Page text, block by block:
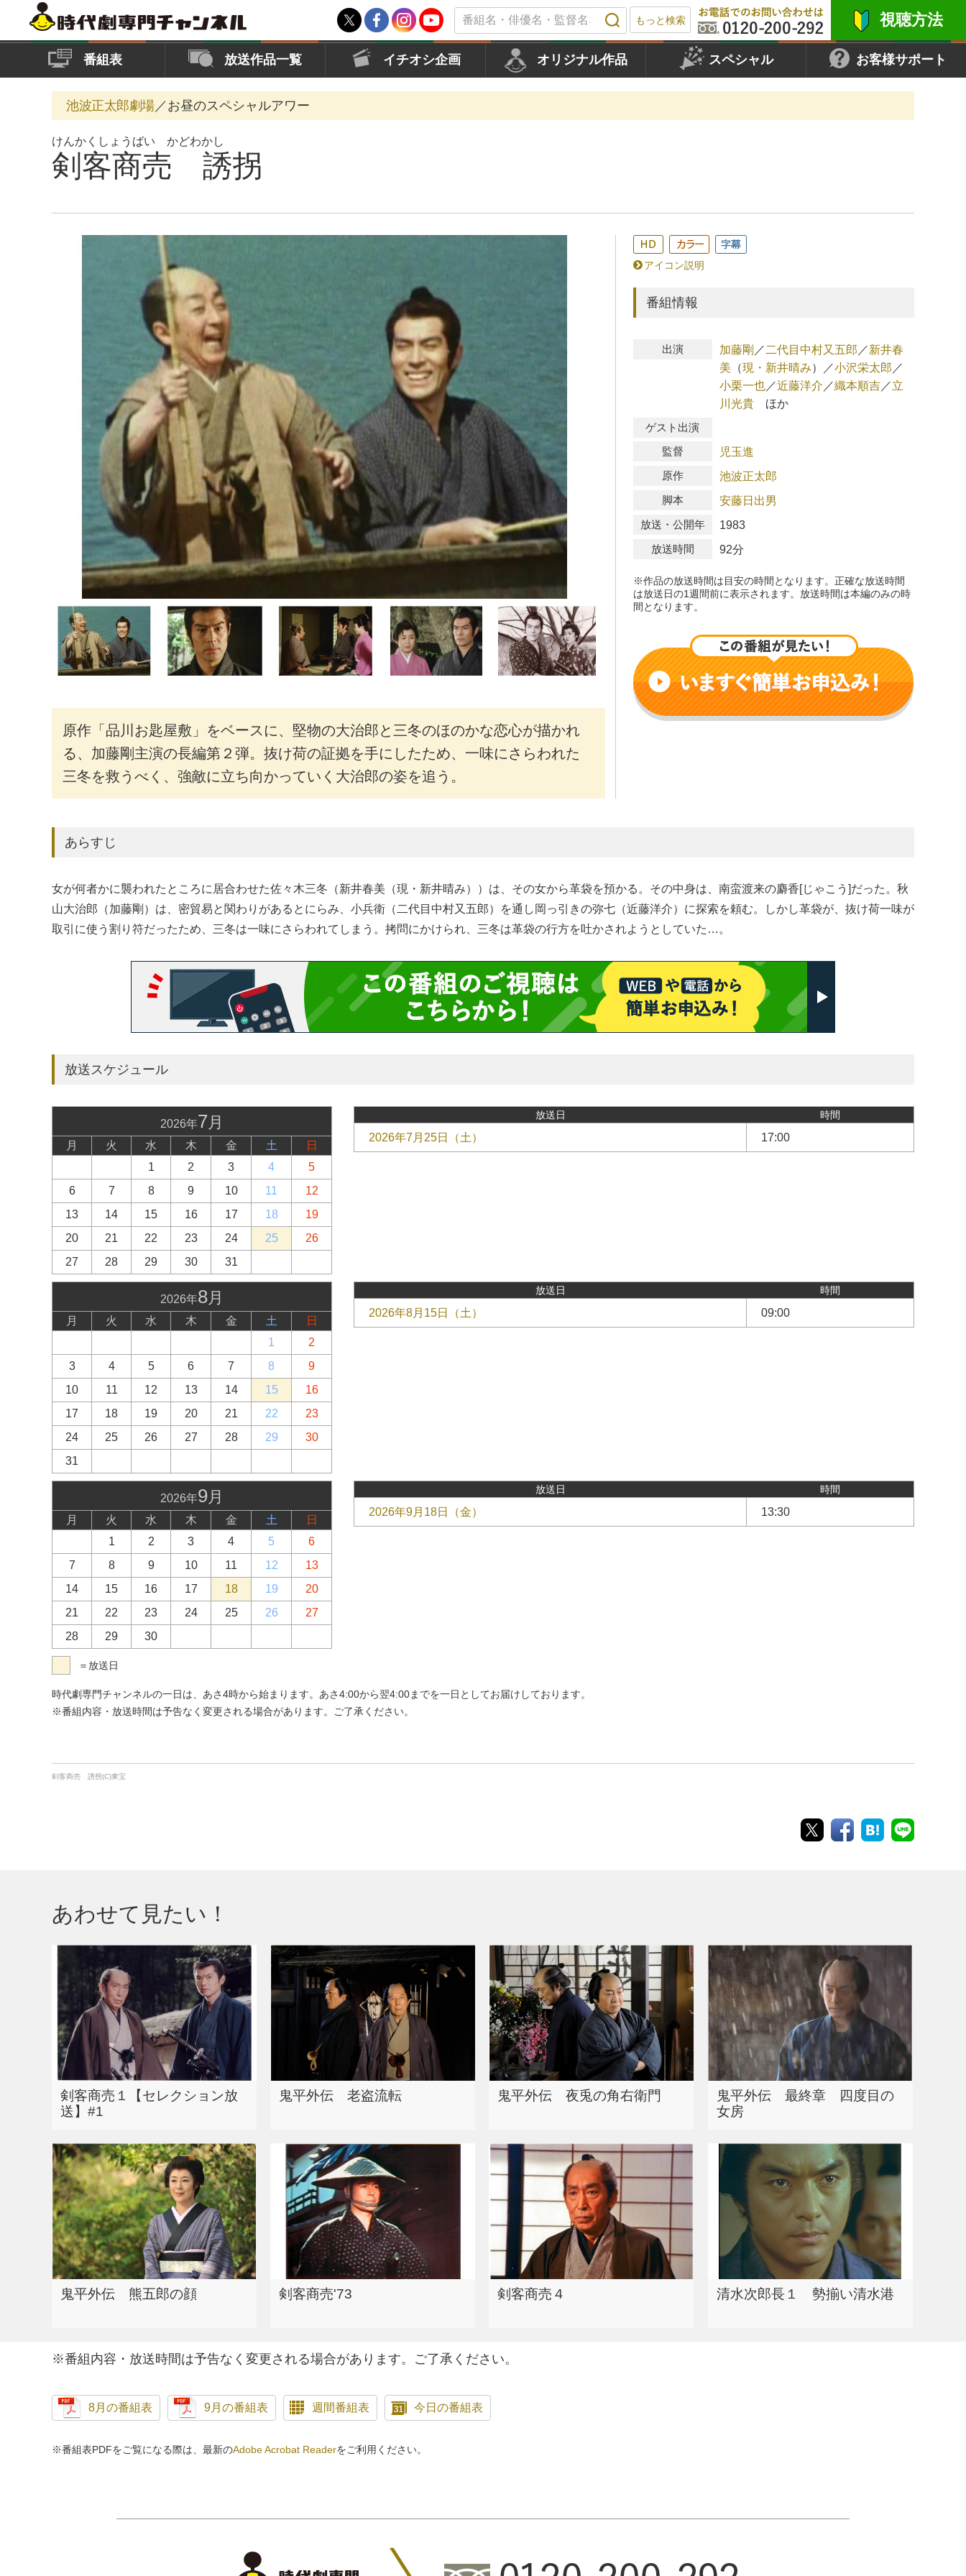
もっと検索 視聴方法
番組表 放送作品一覧 イチオシ企画 オリジナル作品 スペシャル お客様サポート
池波正太郎劇場／お昼のスペシャルアワー
けんかくしょうばい かどわかし
剣客商売 誘拐
原作「品川お匙屋敷」をベースに、堅物の大治郎と三冬のほのかな恋心が描かれ
る、加藤剛主演の長編第２弾。抜け荷の証拠を手にしたため、一味にさらわれた
三冬を救うべく、強敵に立ち向かっていく大治郎の姿を追う。
アイコン説明
番組情報
出演 加藤剛 ／ 二代目中村又五郎 ／新井春
美 （現・新井晴み） ／小沢栄太郎 ／
小栗一也／近藤洋介 ／織本順吉／立
川光貴ほか
ゲスト出演
監督
児玉進
原作
池波正太郎
脚本
安藤日出男
放送・公開年
1983
放送時間
92分
※作品の放送時間は目安の時間となります。正確な放送時間
は放送日の1週間前に表示されます。放送時間は本編のみの時
間となります。
あらすじ
女が何者かに襲われたところに居合わせた佐々木三冬（新井春美（現・新井晴み））は、その女から革袋を預かる。その中身は、南蛮渡来の麝香[じゃこう]だった。秋
山大治郎（加藤剛）は、密貿易と関わりがあるとにらみ、小兵衛（二代目中村又五郎）を通し岡っ引きの弥七（近藤洋介）に探索を頼む。しかし革袋が、抜け荷一味が
取引に使う割り符だったため、三冬は一味にさらわれてしまう。拷問にかけられ、三冬は革袋の行方を吐かされようとしていた…。
放送スケジュール
2026年7月
月 火 水 木 金 土
日
1
2 3 4
5
6
7 8 9 10 11
12
13
14 15 16 17 18
19
20
21 22 23 24 25
26
27
28 29 30 31
放送日 時間
2026年7月25日（土） 17:00
2026年8月
月 火 水 木 金 土
日
1
2
3
4 5 6 7 8
9
10
11 12 13 14 15
16
17
18 19 20 21 22
23
24
25 26 27 28 29
30
31
放送日 時間
2026年8月15日（土） 09:00
2026年9月
月 火 水 木 金 土
日
1
2 3 4 5
6
7
8 9 10 11 12
13
14
15 16 17 18 19
20
21
22 23 24 25 26
27
28
29 30
放送日 時間
2026年9月18日（金） 13:30
＝放送日
時代劇専門チャンネルの一日は、あさ4時から始まります。あさ4:00から翌4:00までを一日としてお届けしております。
※番組内容・放送時間は予告なく変更される場合があります。ご了承ください。
剣客商売 誘拐(C)東宝
あわせて見たい！
剣客商売１【セレクション放
送】#1
鬼平外伝 老盗流転 鬼平外伝 夜兎の角右衛門
鬼平外伝 最終章 四度目の
女房
鬼平外伝 熊五郎の顔 剣客商売'73 剣客商売４ 清水次郎長１ 勢揃い清水港
※番組内容・放送時間は予告なく変更される場合があります。ご了承ください。
8月の番組表 9月の番組表 週間番組表 今日の番組表
※番組表PDFをご覧になる際は、最新のAdobe Acrobat Readerをご利用ください。